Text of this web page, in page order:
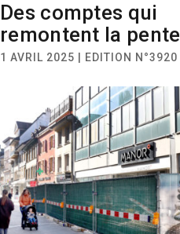
Des comptes qui
remontent la pente
1 AVRIL 2025 | EDITION N°3920